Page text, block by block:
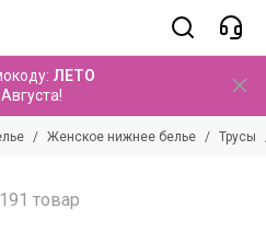
ЛЕТО
Женское нижнее белье Трусы